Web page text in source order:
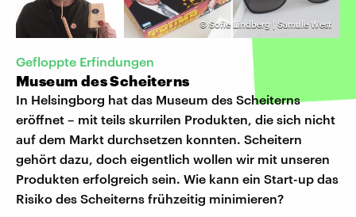
© Sofie Lindberg | Samule West
Gefloppte Erfindungen
Museum des Scheiterns
In Helsingborg hat das Museum des Scheiterns
eröffnet – mit teils skurrilen Produkten, die sich nicht
auf dem Markt durchsetzen konnten. Scheitern
gehört dazu, doch eigentlich wollen wir mit unseren
Produkten erfolgreich sein. Wie kann ein Start-up das
Risiko des Scheiterns frühzeitig minimieren?